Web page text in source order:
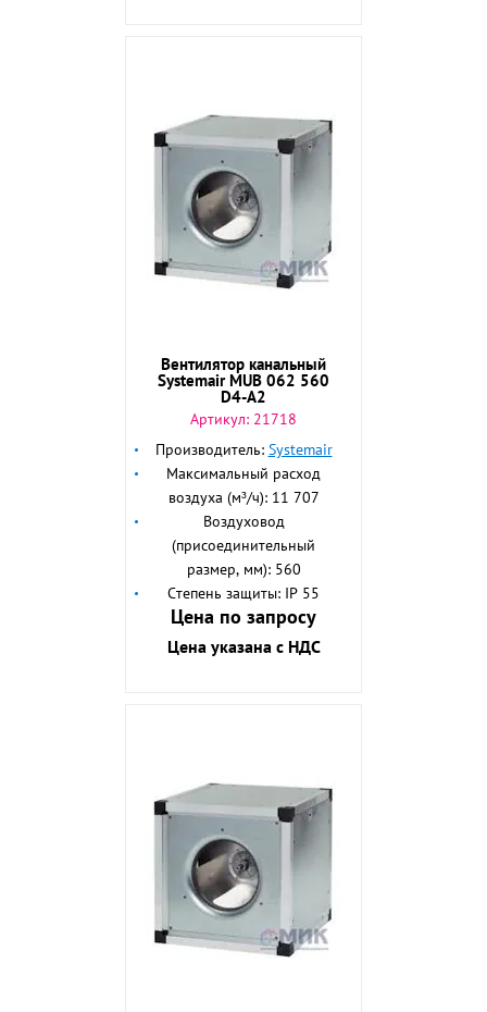
Вентилятор канальный
Systemair MUB 062 560
D4-A2
Артикул: 21718
Производитель: Systemair
Максимальный расход
воздуха (м³/ч): 11 707
Воздуховод
(присоединительный
размер, мм): 560
Степень защиты: IP 55
Цена по запросу
Цена указана с НДС